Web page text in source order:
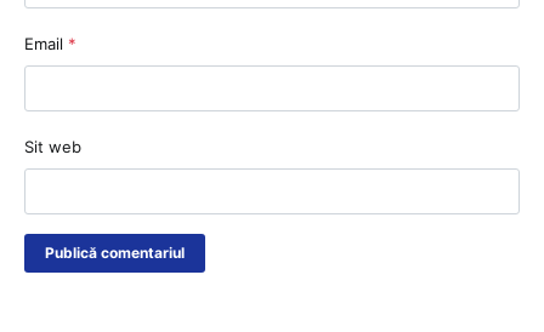
Email *
Sit web